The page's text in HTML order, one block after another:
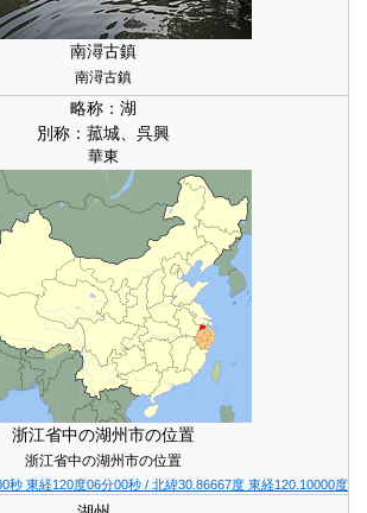
南潯古鎮
南潯古鎮
略称： 湖
別称： 菰城、呉興
華東
浙江省中の湖州市の位置
浙江省中の湖州市の位置
秒 東経120度06分00秒 / 北緯30.86667度 東経120.10000度